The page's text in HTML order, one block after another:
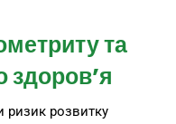
та
здоров’я
ризик розвитку